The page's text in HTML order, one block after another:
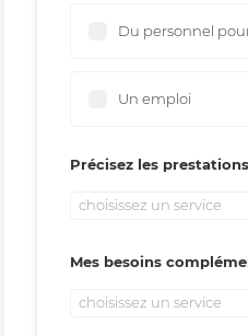
Du personnel
Un emploi
Précisez les
choisissez un service
Mes besoins
choisissez un service